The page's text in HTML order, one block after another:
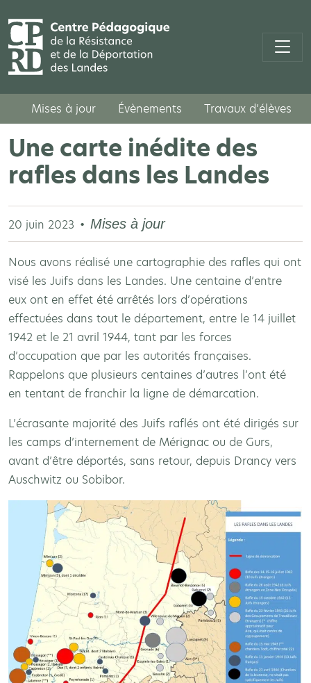
Mises à jour Évènements Travaux d’élèves
Une carte inédite des
rafles dans les Landes
20 juin 2023 Mises à jour
Nous avons réalisé une cartographie des rafles qui ont
visé les Juifs dans les Landes. Une centaine d’entre
eux ont en effet été arrêtés lors d’opérations
effectuées dans tout le département, entre le 14 juillet
1942 et le 21 avril 1944, tant par les forces
d’occupation que par les autorités françaises.
Rappelons que plusieurs centaines d’autres l’ont été
en tentant de franchir la ligne de démarcation.
L’écrasante majorité des Juifs raflés ont été dirigés sur
les camps d’internement de Mérignac ou de Gurs,
avant d’être déportés, sans retour, depuis Drancy vers
Auschwitz ou Sobibor.